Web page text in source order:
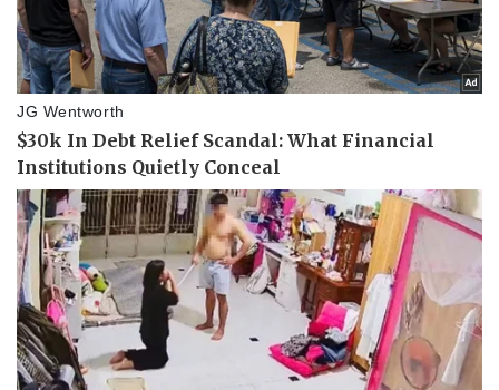
Doanh nghiệp
Thông tin doanh nghiệp
Doanh nghiệp 24h
Công nghệ
Sành điệu
Tin Công nghệ